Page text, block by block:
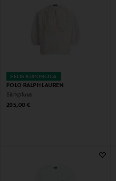
EELIS KUPONGIGA
POLO RALPH LAUREN
Särkpluus
Original Price
295,00 €